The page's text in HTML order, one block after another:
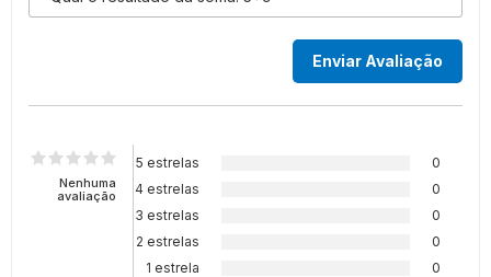
Nenhuma
avaliação
5 estrelas
0
4 estrelas
0
3 estrelas
0
2 estrelas
0
1 estrela
0